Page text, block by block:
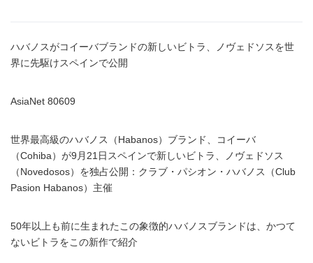
ハバノスがコイーバブランドの新しいビトラ、ノヴェドソスを世
界に先駆けスペインで公開
AsiaNet 80609
世界最高級のハバノス（Habanos）ブランド、コイーバ
（Cohiba）が9月21日スペインで新しいビトラ、ノヴェドソス
（Novedosos）を独占公開：クラブ・パシオン・ハバノス（Club
Pasion Habanos）主催
50年以上も前に生まれたこの象徴的ハバノスブランドは、かつて
ないビトラをこの新作で紹介